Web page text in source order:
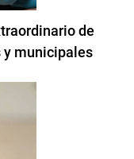
de
y municipales